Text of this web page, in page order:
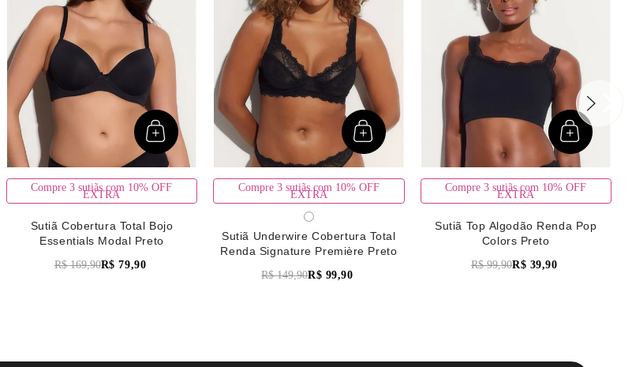
Compre 3 sutiãs com 10% OFF
EXTRA
Sutiã Cobertura Total Bojo
Essentials Modal Preto
R$ 169,90R$ 79,90
Compre 3 sutiãs com 10% OFF
EXTRA
Sutiã Underwire Cobertura Total
Renda Signature Première Preto
R$ 149,90R$ 99,90
Compre 3 sutiãs com 10% OFF
EXTRA
Sutiã Top Algodão Renda Pop
Colors Preto
R$ 99,90R$ 39,90